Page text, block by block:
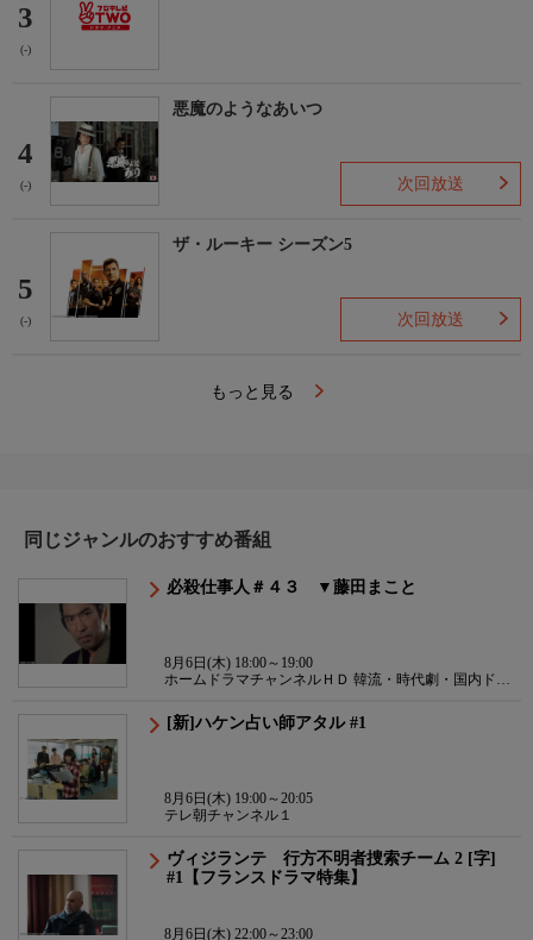
3
(-)
4
(-)
悪魔のようなあいつ
次回放送
5
(-)
ザ・ルーキー シーズン5
次回放送
もっと見る
同じジャンルのおすすめ番組
必殺仕事人＃４３ ▼藤田まこと
8月6日(木) 18:00～19:00
ホームドラマチャンネルＨＤ 韓流・時代劇・国内ドラ
[新]ハケン占い師アタル #1
8月6日(木) 19:00～20:05
テレ朝チャンネル１
ヴィジランテ 行方不明者捜索チーム 2 [字]
#1【フランスドラマ特集】
8月6日(木) 22:00～23:00